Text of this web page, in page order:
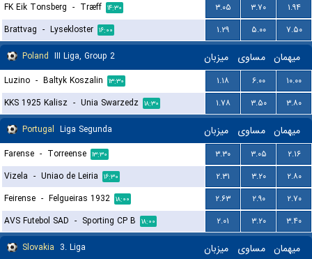
FK Eik Tonsberg - Træff ۱۴:۳۰ ۳.۰۵ ۳.۷۰
۱.۹۴
Brattvag - Lysekloster ۱۶:۰۰ ۱.۲۹ ۵.۰۰
۷.۵۰
Poland III Liga, Group 2 میزبان مساوی میهمان
Luzino - Baltyk Koszalin ۱۳:۳۰ ۱.۱۸ ۶.۰۰
۱۰.۰۰
KKS 1925 Kalisz - Unia Swarzedz ۱۸:۳۰ ۱.۷۸ ۳.۵۰
۳.۸۰
Portugal Liga Segunda میزبان مساوی میهمان
Farense - Torreense ۱۳:۳۰ ۳.۳۰ ۳.۰۵
۲.۱۶
Vizela - Uniao de Leiria ۱۶:۳۰ ۲.۳۱ ۳.۲۰
۲.۸۰
Feirense - Felgueiras 1932 ۱۸:۰۰ ۲.۶۳ ۲.۹۰
۲.۷۰
AVS Futebol SAD - Sporting CP B ۱۸:۰۰ ۲.۰۱ ۳.۲۰
۳.۴۰
Slovakia 3. Liga میزبان مساوی میهمان